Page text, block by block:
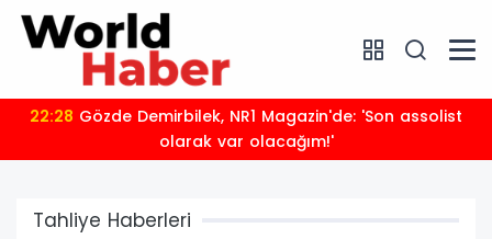
21:24Sığacık'tan güçlü mesaj: “Deniz bizim, Sığacık
hepimizin"
Tahliye Haberleri